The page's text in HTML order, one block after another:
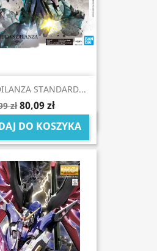
STANDARD...
zł 80,09 zł
DO KOSZYKA